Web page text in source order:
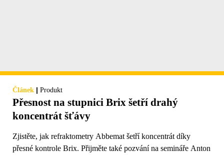
Článek | Produkt
Přesnost na stupnici Brix šetří drahý
koncentrát šťávy
Zjistěte, jak refraktometry Abbemat šetří koncentrát díky
přesné kontrole Brix. Přijměte také pozvání na semináře Anton